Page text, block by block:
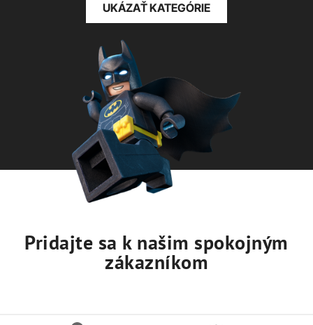
UKÁZAŤ KATEGÓRIE
Pridajte sa k našim spokojným
zákazníkom